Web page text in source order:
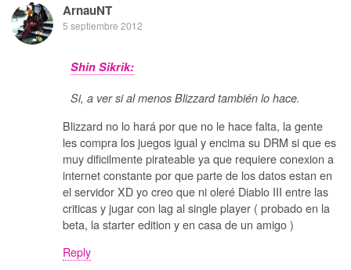
ArnauNT
5 septiembre 2012
Shin Sikrik:
Si, a ver si al menos Blizzard también lo hace.
Blizzard no lo hará por que no le hace falta, la gente
les compra los juegos igual y encima su DRM si que es
muy dificilmente pirateable ya que requiere conexion a
internet constante por que parte de los datos estan en
el servidor XD yo creo que ni oleré Diablo III entre las
criticas y jugar con lag al single player ( probado en la
beta, la starter edition y en casa de un amigo )
Reply